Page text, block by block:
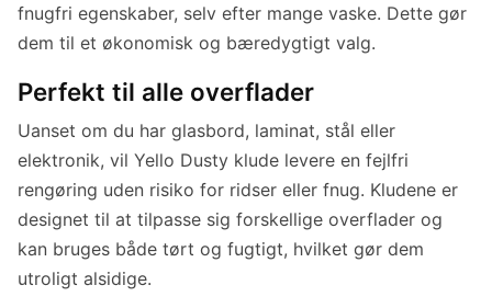
fnugfri egenskaber, selv efter mange vaske. Dette gør
dem til et økonomisk og bæredygtigt valg.
Perfekt til alle overflader
Uanset om du har glasbord, laminat, stål eller
elektronik, vil Yello Dusty klude levere en fejlfri
rengøring uden risiko for ridser eller fnug. Kludene er
designet til at tilpasse sig forskellige overflader og
kan bruges både tørt og fugtigt, hvilket gør dem
utroligt alsidige.